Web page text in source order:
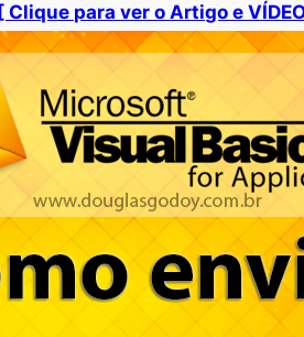
[ Clique para ver o Artigo e